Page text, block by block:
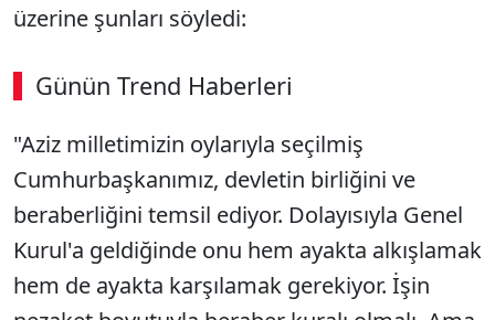
üzerine şunları söyledi:
Günün Trend Haberleri
"Aziz milletimizin oylarıyla seçilmiş
Cumhurbaşkanımız, devletin birliğini ve
beraberliğini temsil ediyor. Dolayısıyla Genel
Kurul'a geldiğinde onu hem ayakta alkışlamak
hem de ayakta karşılamak gerekiyor. İşin